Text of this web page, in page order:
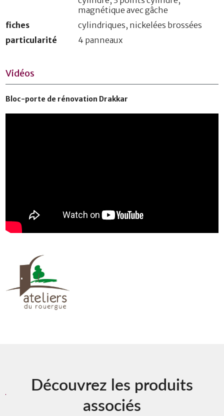
magnétique avec gâche
fiches
cylindriques, nickelées brossées
particularité
4 panneaux
Vidéos
Bloc-porte de rénovation Drakkar
Découvrez les produits
associés